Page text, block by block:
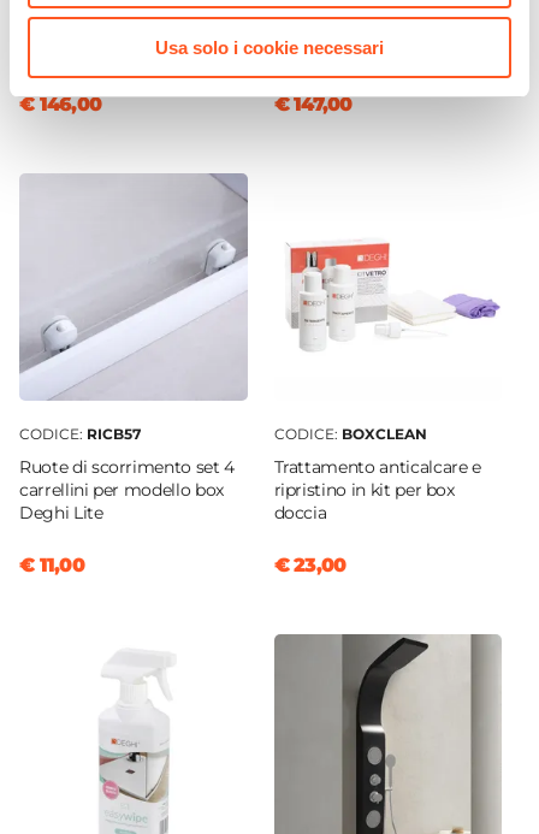
Usa solo i cookie necessari
scorrevole con vetro
nero opaco 185h - Lite
€ 146,00
scorrevole con vetro
nero opaco 185h - Lite
€ 147,00
CODICE: RICB57
Ruote di scorrimento set 4
carrellini per modello box
Deghi Lite
€ 11,00
CODICE: BOXCLEAN
Trattamento anticalcare e
ripristino in kit per box
doccia
€ 23,00